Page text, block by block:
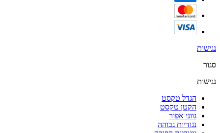
נגישות
סגור
נגישות
הגדל טקסט
הקטן טקסט
גווני אפור
נגודיות גבוהה